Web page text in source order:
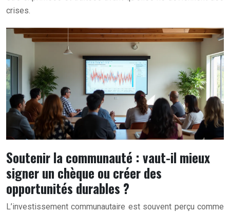
crises.
Soutenir la communauté : vaut-il mieux
signer un chèque ou créer des
opportunités durables ?
L’investissement communautaire est souvent perçu comme